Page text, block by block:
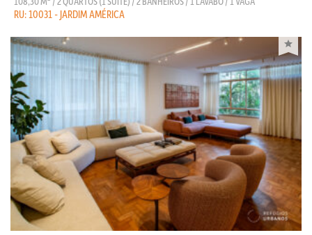
RU: 10031 - JARDIM AMÉRICA